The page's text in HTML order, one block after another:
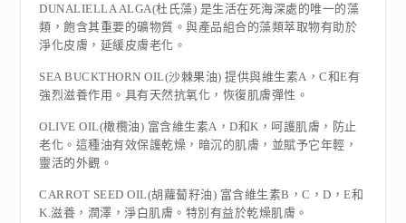
DUNALIELLA ALGA(杜氏藻) 是生活在死海深處的唯一的藻
類，飽含其重要的礦物質。與產品組合的藻類萃取物有助於
淨化皮膚，延緩皮膚老化。
SEA BUCKTHORN OIL(沙棘果油) 提供與維生素A，C和E有
強烈滋養作用。具有天然抗氧化，恢復肌膚彈性。
OLIVE OIL(橄欖油) 富含維生素A，D和K，呵護肌膚，防止
老化。這種油有效保護乾燥，暗沉的肌膚，並賦予它年輕，
靈活的外觀。
CARROT SEED OIL(胡蘿蔔籽油) 富含維生素B，C，D，E和
K.滋養，潤澤，淨白肌膚。特別有益於乾燥肌膚。